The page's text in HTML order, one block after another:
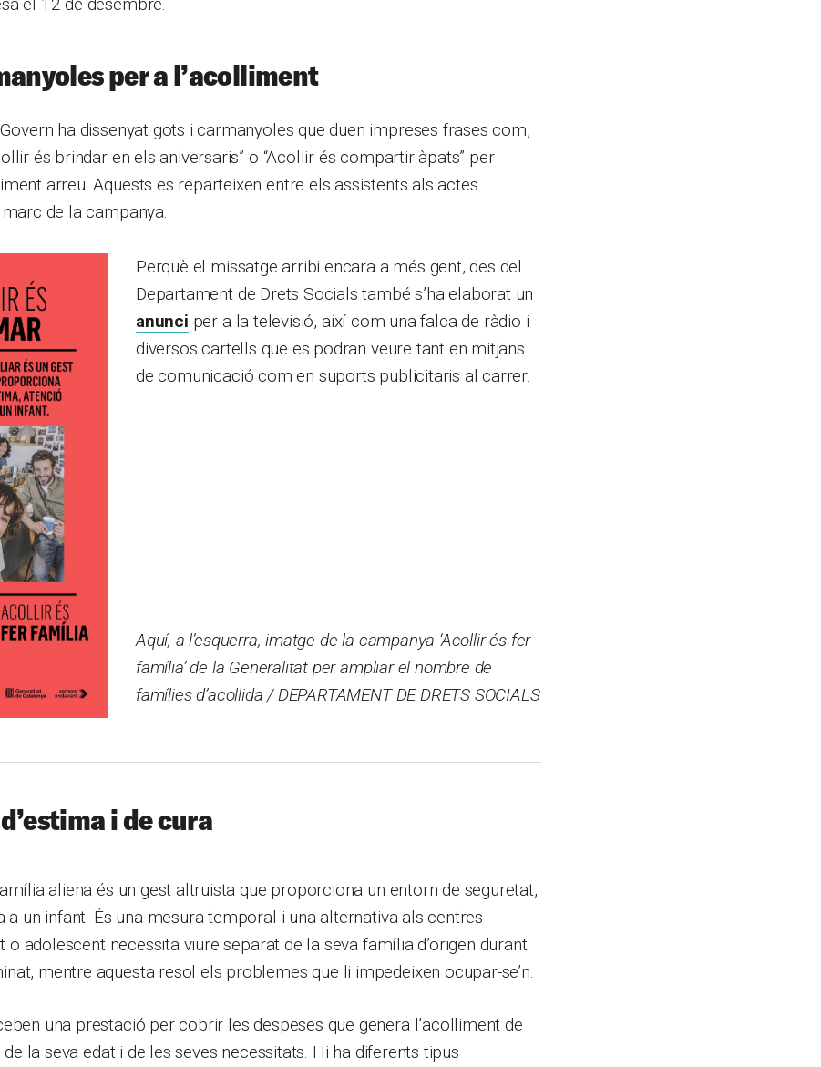
per a l’acolliment
ha dissenyat gots i carmanyoles que duen impreses frases com,
és brindar en els aniversaris” o “Acollir és compartir àpats” per
arreu. Aquests es reparteixen entre els assistents als actes
de la campanya.
Perquè el missatge arribi encara a més gent, des del
Departament de Drets Socials també s’ha elaborat un
anunci per a la televisió, així com una falca de ràdio i
diversos cartells que es podran veure tant en mitjans
de comunicació com en suports publicitaris al carrer.
Aquí, a l’esquerra, imatge de la campanya ‘Acollir és fer
família’ de la Generalitat per ampliar el nombre de
famílies d’acollida / DEPARTAMENT DE DRETS SOCIALS
i de cura
aliena és un gest altruista que proporciona un entorn de seguretat,
a un infant. És una mesura temporal i una alternativa als centres
o adolescent necessita viure separat de la seva família d’origen durant
mentre aquesta resol els problemes que li impedeixen ocupar-se’n.
una prestació per cobrir les despeses que genera l’acolliment de
de la seva edat i de les seves necessitats. Hi ha diferents tipus